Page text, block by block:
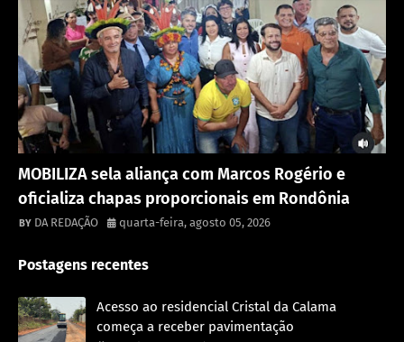
MOBILIZA sela aliança com Marcos Rogério e
oficializa chapas proporcionais em Rondônia
DA REDAÇÃO quarta-feira, agosto 05, 2026
Postagens recentes
Acesso ao residencial Cristal da Calama
começa a receber pavimentação